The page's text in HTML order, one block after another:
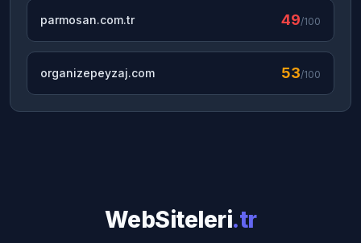
parmosan.com.tr 49/100
organizepeyzaj.com 53/100
WebSiteleri.tr